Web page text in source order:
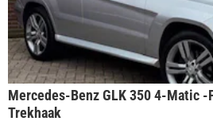
Mercedes-Benz GLK 350 4-Matic -
Trekhaak